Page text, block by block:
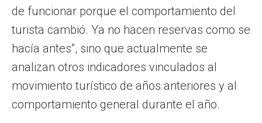
de funcionar porque el comportamiento del
turista cambió. Ya no hacen reservas como se
hacía antes”, sino que actualmente se
analizan otros indicadores vinculados al
movimiento turístico de años anteriores y al
comportamiento general durante el año.